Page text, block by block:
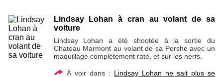
Lindsay Lohan à cran au volant de sa
voiture
Lindsay Lohan a été shootée à la sortie du
Chateau Marmont au volant de sa Porshe avec un
maquillage complètement raté, et sur les nerfs.
À voir dans : Lindsay Lohan ne sait plus se